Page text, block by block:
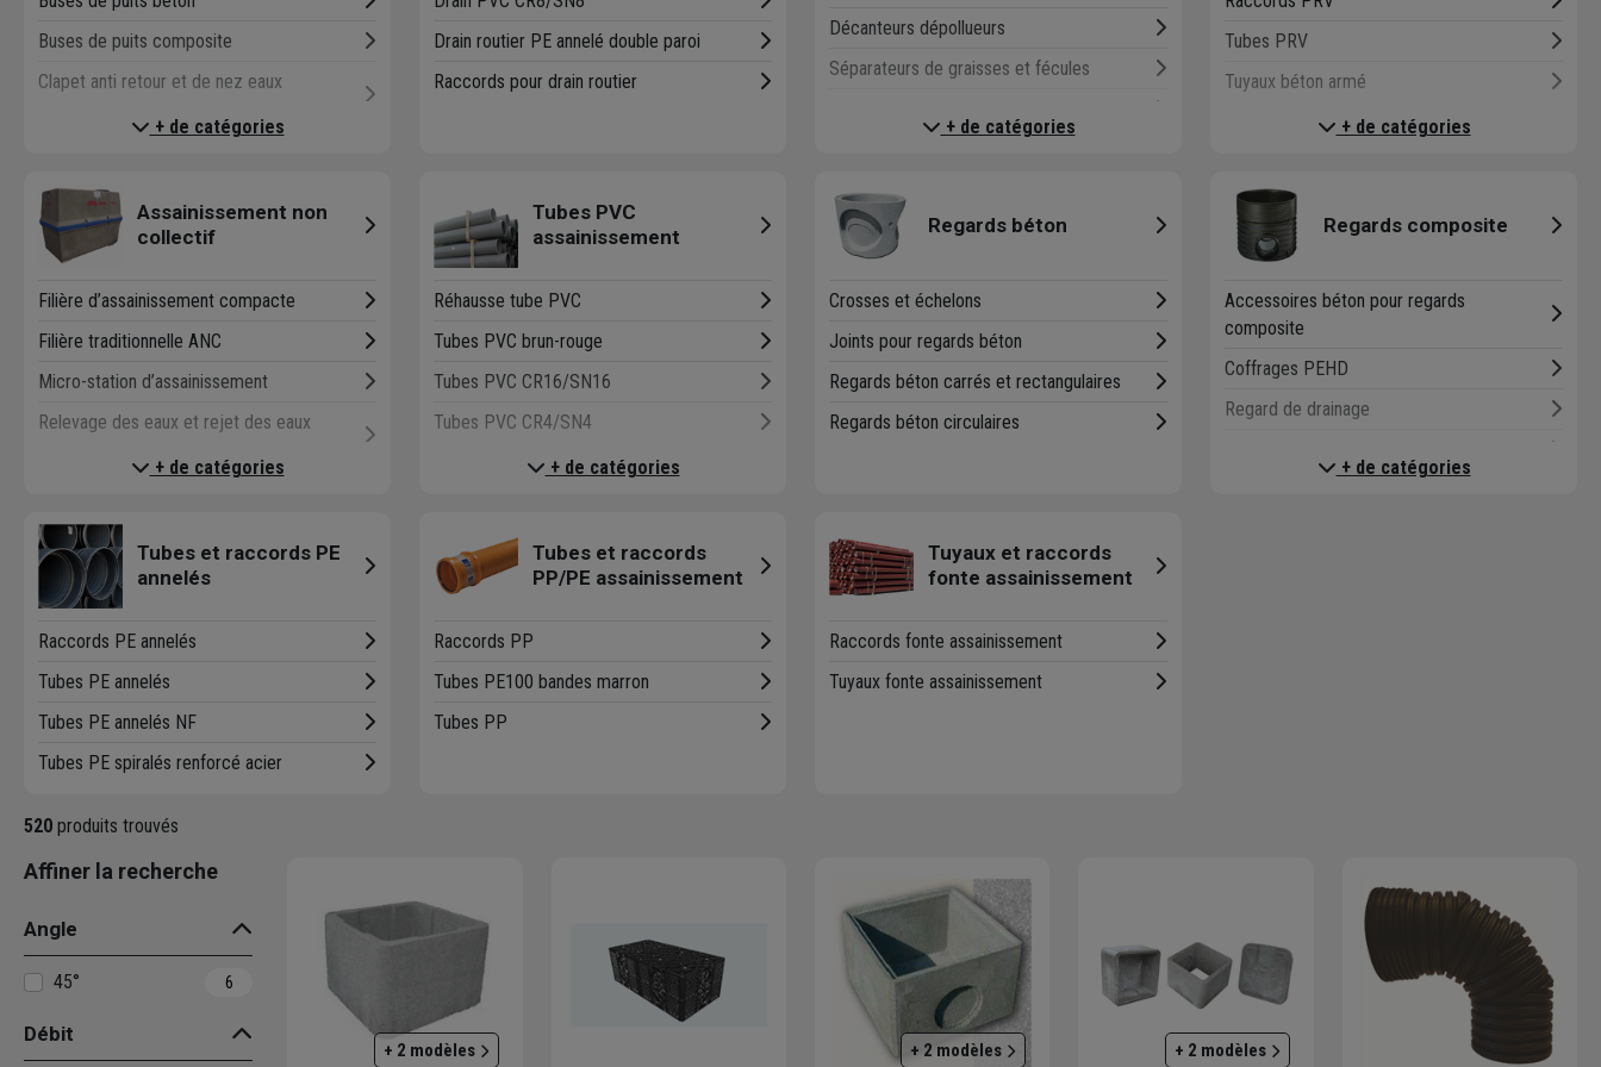
Buses de puits composite
Clapet anti retour et de nez eaux
Limiteurs et régulateurs de débit eaux
pluviales
légères)
Vannes murales et d'étang
+ de catégories
Drain routier PE annelé double paroi
Raccords pour drain routier
Décanteurs dépollueurs
Séparateurs de graisses et fécules
Séparateurs hydrocarbures polyester
Séparateurs hydrocarbures polyéthylène
+ de catégories
Tubes PRV
Tuyaux béton armé
Tuyaux béton fibré+ de catégories
Assainissement non
collectif
Filière d’assainissement compacte
Filière traditionnelle ANC
Micro-station d’assainissement
Relevage des eaux et rejet des eaux
+ de catégories
Tubes PVC
assainissement
Réhausse tube PVC
Tubes PVC brun-rouge
Tubes PVC CR16/SN16
Tubes PVC CR4/SN4
Tubes PVC CR8/SN8+ de catégories
Regards béton
Crosses et échelons
Joints pour regards béton
Regards béton carrés et rectangulaires
Regards béton circulaires
Regards composite
Accessoires béton pour regards
composite
Coffrages PEHD
Regard de drainage
+ de catégories
Tubes et raccords PE
annelés
Raccords PE annelés
Tubes PE annelés
Tubes PE annelés NF
Tubes PE spiralés renforcé acier
Tubes et raccords
PP/PE assainissement
Raccords PP
Tubes PE100 bandes marron
Tubes PP
Tuyaux et raccords
fonte assainissement
Raccords fonte assainissement
Tuyaux fonte assainissement
520 produits trouvés
Affiner la recherche
Angle
45° 6
Débit
+ 2 modèles + 2 modèles + 2 modèles